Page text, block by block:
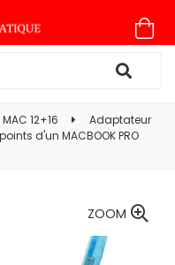
12+16
Adaptateur
d'un MACBOOK PRO
ZOOM